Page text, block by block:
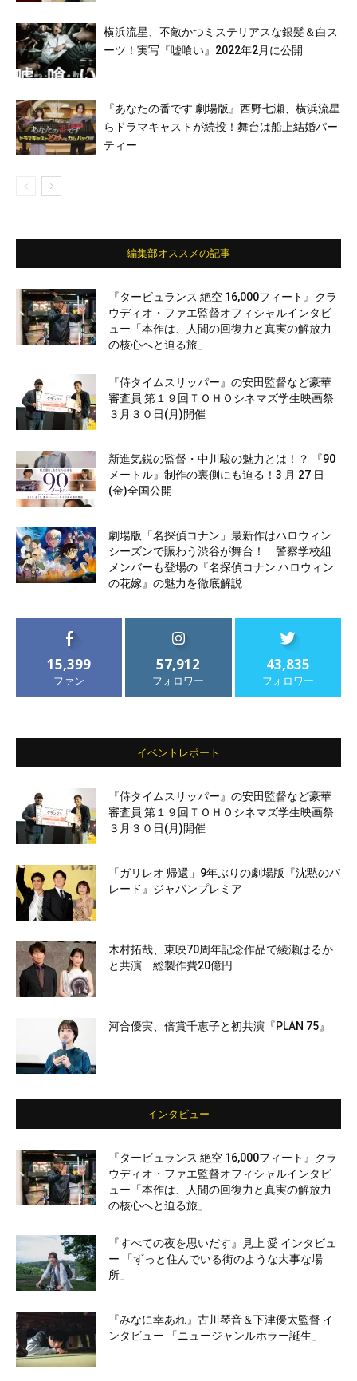
横浜流星、不敵かつミステリアスな銀髪＆白ス
ーツ！実写『嘘喰い』2022年2月に公開
『あなたの番です 劇場版』西野七瀬、横浜流星
らドラマキャストが続投！舞台は船上結婚パー
ティー
編集部オススメの記事
『タービュランス 絶空 16,000フィート』クラ
ウディオ・ファエ監督オフィシャルインタビ
ュー「本作は、人間の回復力と真実の解放力
の核心へと迫る旅」
『侍タイムスリッパー』の安田監督など豪華
審査員 第１９回ＴＯＨＯシネマズ学生映画祭
３月３０日(月)開催
新進気鋭の監督・中川駿の魅力とは！？ 『90
メートル』制作の裏側にも迫る！3 月 27 日
(金)全国公開
劇場版「名探偵コナン」最新作はハロウィン
シーズンで賑わう渋谷が舞台！ 警察学校組
メンバーも登場の『名探偵コナン ハロウィン
の花嫁』の魅力を徹底解説
15,399
ファン
57,912
フォロワー
43,835
フォロワー
イベントレポート
『侍タイムスリッパー』の安田監督など豪華
審査員 第１９回ＴＯＨＯシネマズ学生映画祭
３月３０日(月)開催
「ガリレオ 帰還」9年ぶりの劇場版『沈黙のパ
レード』ジャパンプレミア
木村拓哉、東映70周年記念作品で綾瀬はるか
と共演 総製作費20億円
河合優実、倍賞千恵子と初共演『PLAN 75』
インタビュー
『タービュランス 絶空 16,000フィート』クラ
ウディオ・ファエ監督オフィシャルインタビ
ュー「本作は、人間の回復力と真実の解放力
の核心へと迫る旅」
『すべての夜を思いだす』見上 愛 インタビュ
ー 「ずっと住んでいる街のような大事な場
所」
『みなに幸あれ』古川琴音＆下津優太監督 イ
ンタビュー 「ニュージャンルホラー誕生」